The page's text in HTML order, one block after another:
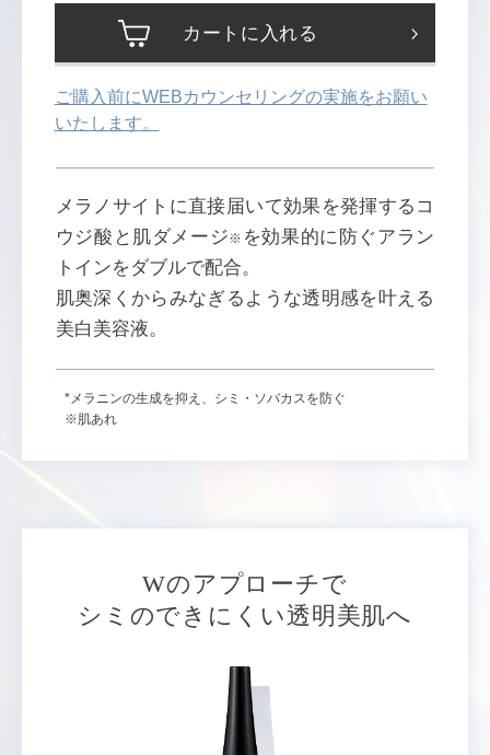
カートに入れる
ご購入前にWEBカウンセリングの実施をお願い
いたします。
メラノサイトに直接届いて効果を発揮するコ
ウジ酸と肌ダメージ※ を効果的に防ぐアラン
トインをダブルで配合。
肌奥深くからみなぎるような透明感を叶える
美白美容液。
*メラニンの生成を抑え、シミ・ソバカスを防ぐ
※肌あれ
Wのアプローチで
シミのできにくい透明美肌へ